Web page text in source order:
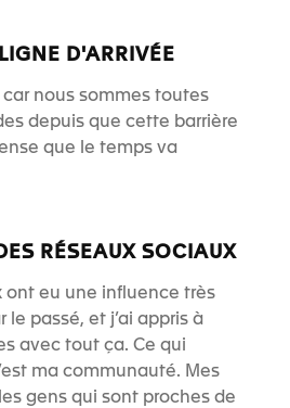
D'ARRIVÉE
nous sommes toutes
depuis que cette barrière
que le temps va
RÉSEAUX SOCIAUX
ont eu une influence très
le passé, et j’ai appris à
avec tout ça. Ce qui
ma communauté. Mes
gens qui sont proches de